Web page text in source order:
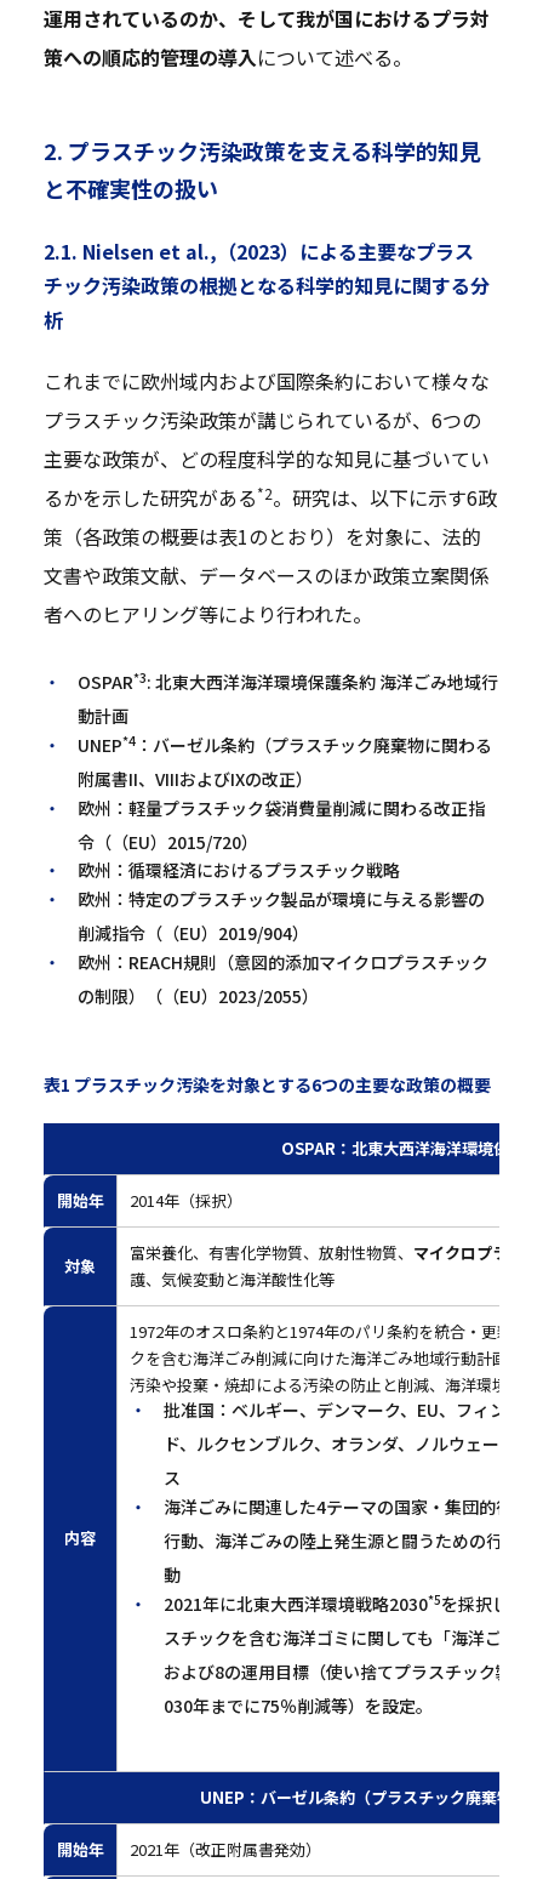
運用されているのか、そして我が国におけるプラ対
策への順応的管理の導入について述べる。
2. プラスチック汚染政策を支える科学的知見
と不確実性の扱い
2.1. Nielsen et al.,（2023）による主要なプラス
チック汚染政策の根拠となる科学的知見に関する分
析
これまでに欧州域内および国際条約において様々な
プラスチック汚染政策が講じられているが、6つの
主要な政策が、どの程度科学的な知見に基づいてい
るかを示した研究がある*2。研究は、以下に示す6政
策（各政策の概要は表1のとおり）を対象に、法的
文書や政策文献、データベースのほか政策立案関係
者へのヒアリング等により行われた。
OSPAR*3: 北東大西洋海洋環境保護条約 海洋ごみ地域行
動計画
UNEP*4：バーゼル条約（プラスチック廃棄物に関わる
附属書II、VIIIおよびIXの改正）
欧州：軽量プラスチック袋消費量削減に関わる改正指
令（（EU）2015/720）
欧州：循環経済におけるプラスチック戦略
欧州：特定のプラスチック製品が環境に与える影響の
削減指令（（EU）2019/904）
欧州：REACH規則（意図的添加マイクロプラスチック
の制限）（（EU）2023/2055）
表1 プラスチック汚染を対象とする6つの主要な政策の概要
OSPAR：北東大西洋海洋環境保護
開始年 2014年（採択）
対象
富栄養化、有害化学物質、放射性物質、 マイクロプラス
護、気候変動と海洋酸性化等
内容
1972年のオスロ条約と1974年のパリ条約を統合・更新し
クを含む海洋ごみ削減に向けた海洋ごみ地域行動計画（
汚染や投棄・焼却による汚染の防止と削減、海洋環境の
批准国：ベルギー、デンマーク、EU、フィンラ
ド、ルクセンブルク、オランダ、ノルウェー、
ス
海洋ごみに関連した4テーマの国家・集団的行動
⾏動、海洋ごみの陸上発⽣源と闘うための⾏動
動
2021年に北東大西洋環境戦略2030*5を採択し、4
スチックを含む海洋ゴミに関しても「海洋ごみ
および8の運用目標（使い捨てプラスチック製
030年までに75％削減等）を設定。
UNEP：バーゼル条約（プラスチック廃棄物に
開始年 2021年（改正附属書発効）